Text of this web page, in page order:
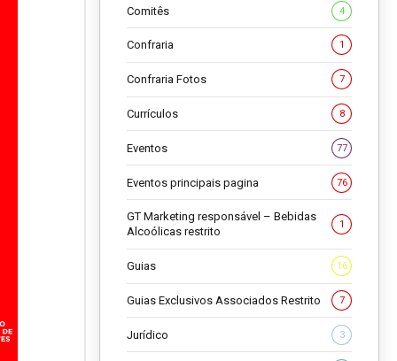
Comitês 4
Confraria 1
Confraria Fotos 7
Currículos 8
Eventos 77
Eventos principais pagina 76
GT Marketing responsável – Bebidas
Alcoólicas restrito
1
Guias 16
Guias Exclusivos Associados Restrito 7
Jurídico 3